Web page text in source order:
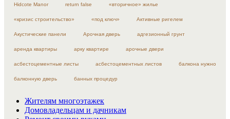
Hidcote Manor return false «вторичное» жилье
«кризис строительство» «под ключ» Активные ригелем
Акустические панели Арочная дверь адгезионный грунт
аренда квартиры арку квартире арочные двери
асбестоцементные листы асбестоцементных листов балкона нужно
балконную дверь банных процедур
Жителям многоэтажек
Домовладельцам и дачникам